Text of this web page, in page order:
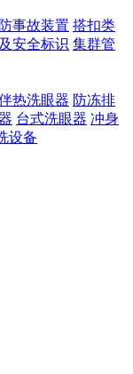
事故装置 搭扣类
安全标识 集群管
热洗眼器 防冻排
台式洗眼器 冲身
设备